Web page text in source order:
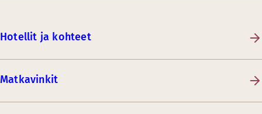
Hotellit ja kohteet
Matkavinkit